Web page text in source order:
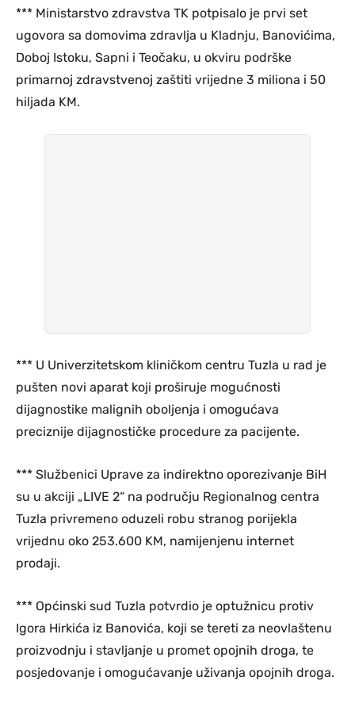
*** Ministarstvo zdravstva TK potpisalo je prvi set
ugovora sa domovima zdravlja u Kladnju, Banovićima,
Doboj Istoku, Sapni i Teočaku, u okviru podrške
primarnoj zdravstvenoj zaštiti vrijedne 3 miliona i 50
hiljada KM.
*** U Univerzitetskom kliničkom centru Tuzla u rad je
pušten novi aparat koji proširuje mogućnosti
dijagnostike malignih oboljenja i omogućava
preciznije dijagnostičke procedure za pacijente.
*** Službenici Uprave za indirektno oporezivanje BiH
su u akciji „LIVE 2“ na području Regionalnog centra
Tuzla privremeno oduzeli robu stranog porijekla
vrijednu oko 253.600 KM, namijenjenu internet
prodaji.
*** Općinski sud Tuzla potvrdio je optužnicu protiv
Igora Hirkića iz Banovića, koji se tereti za neovlaštenu
proizvodnju i stavljanje u promet opojnih droga, te
posjedovanje i omogućavanje uživanja opojnih droga.